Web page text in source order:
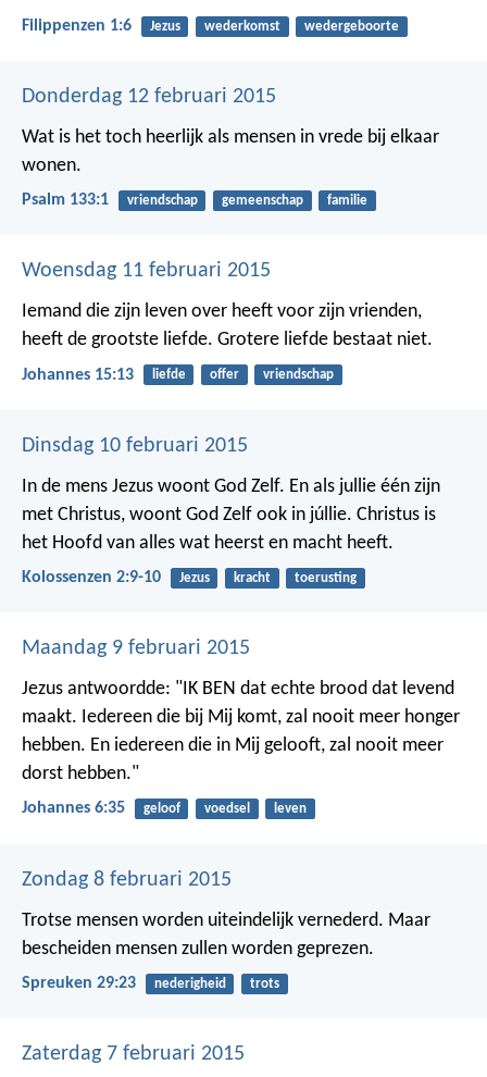
Filippenzen 1:6 Jezus wederkomst wedergeboorte
Donderdag 12 februari 2015
Wat is het toch heerlijk als mensen in vrede bij elkaar
wonen.
Psalm 133:1 vriendschap gemeenschap familie
Woensdag 11 februari 2015
Iemand die zijn leven over heeft voor zijn vrienden,
heeft de grootste liefde. Grotere liefde bestaat niet.
Johannes 15:13 liefde offer vriendschap
Dinsdag 10 februari 2015
In de mens Jezus woont God Zelf. En als jullie één zijn
met Christus, woont God Zelf ook in júllie. Christus is
het Hoofd van alles wat heerst en macht heeft.
Kolossenzen 2:9-10 Jezus kracht toerusting
Maandag 9 februari 2015
Jezus antwoordde: "IK BEN dat echte brood dat levend
maakt. Iedereen die bij Mij komt, zal nooit meer honger
hebben. En iedereen die in Mij gelooft, zal nooit meer
dorst hebben."
Johannes 6:35 geloof voedsel leven
Zondag 8 februari 2015
Trotse mensen worden uiteindelijk vernederd. Maar
bescheiden mensen zullen worden geprezen.
Spreuken 29:23 nederigheid trots
Zaterdag 7 februari 2015